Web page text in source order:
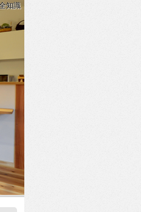
知識